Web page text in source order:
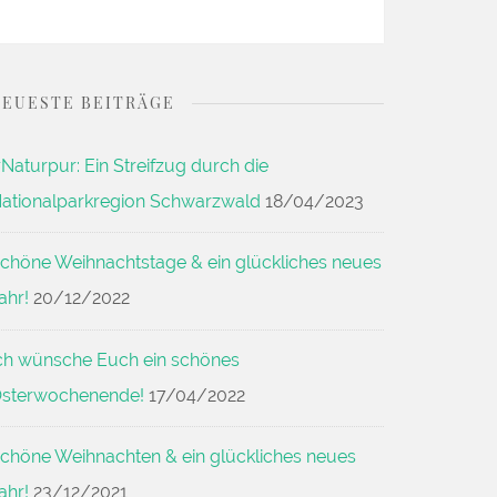
BEITRÄGE
Ein Streifzug durch die
Schwarzwald 18/04/2023
Weihnachtstage & ein glückliches neues
20/12/2022
wünsche Euch ein schönes
17/04/2022
Weihnachten & ein glückliches neues
23/12/2021